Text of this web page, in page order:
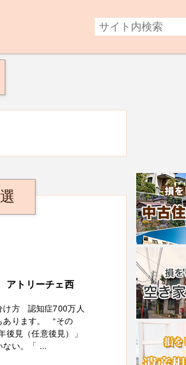
不安、親の認知症後が心配な方。障がいのある子ど
アトリーチェ西
け方 認知症700万人
あります。 “その
見（任意後見）」
ない。「 ...